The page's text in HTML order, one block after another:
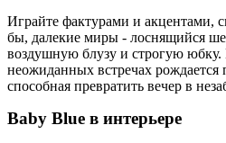
Играйте фактурами и акцентами,
бы, далекие миры - лоснящийся
воздушную блузу и строгую
неожиданных встречах рождается
способная превратить вечер в
Baby Blue в интерьере